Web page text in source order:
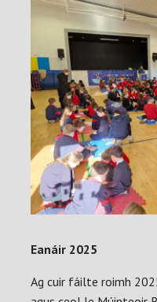
Eanáir 2025
Ag cuir fáilte roimh